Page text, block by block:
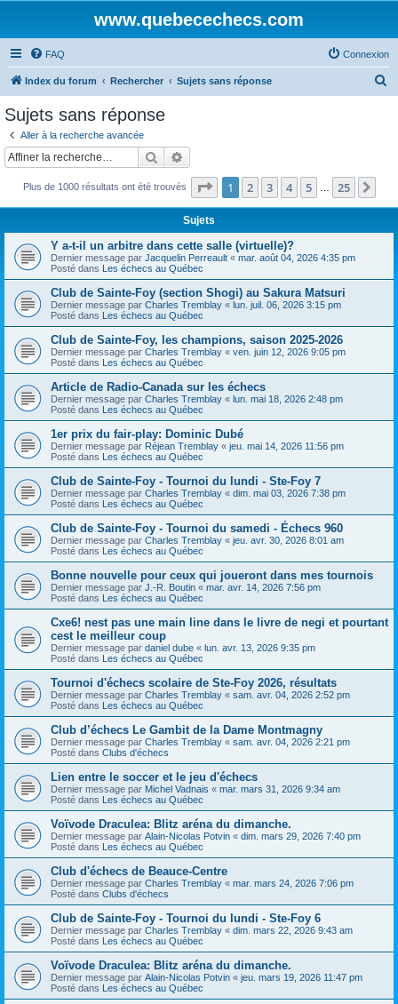
www.quebecechecs.com
FAQ Connexion
Index du forum Rechercher Sujets sans réponse
c
Sujets sans réponse
Aller à la recherche avancée
Rechercher
Plus de 1000 résultats ont été trouvés Page 1sur25
1 2 3 4 5 25
Sujets
Y a-t-il un arbitre dans cette salle (virtuelle)?
Dernier message par Jacquelin Perreault « mar. août 04, 2026 4:35 pm
Posté dans Les échecs au Québec
Club de Sainte-Foy (section Shogi) au Sakura Matsuri
Dernier message par Charles Tremblay « lun. juil. 06, 2026 3:15 pm
Posté dans Les échecs au Québec
Club de Sainte-Foy, les champions, saison 2025-2026
Dernier message par Charles Tremblay « ven. juin 12, 2026 9:05 pm
Posté dans Les échecs au Québec
Article de Radio-Canada sur les échecs
Dernier message par Charles Tremblay « lun. mai 18, 2026 2:48 pm
Posté dans Les échecs au Québec
1er prix du fair-play: Dominic Dubé
Dernier message par Réjean Tremblay « jeu. mai 14, 2026 11:56 pm
Posté dans Les échecs au Québec
Club de Sainte-Foy - Tournoi du lundi - Ste-Foy 7
Dernier message par Charles Tremblay « dim. mai 03, 2026 7:38 pm
Posté dans Les échecs au Québec
Club de Sainte-Foy - Tournoi du samedi - Échecs 960
Dernier message par Charles Tremblay « jeu. avr. 30, 2026 8:01 am
Posté dans Les échecs au Québec
Bonne nouvelle pour ceux qui joueront dans mes tournois
Dernier message par J.-R. Boutin « mar. avr. 14, 2026 7:56 pm
Posté dans Les échecs au Québec
Cxe6! nest pas une main line dans le livre de negi et pourtant
cest le meilleur coup
Dernier message par daniel dube « lun. avr. 13, 2026 9:35 pm
Posté dans Les échecs au Québec
Tournoi d'échecs scolaire de Ste-Foy 2026, résultats
Dernier message par Charles Tremblay « sam. avr. 04, 2026 2:52 pm
Posté dans Les échecs au Québec
Club d’échecs Le Gambit de la Dame Montmagny
Dernier message par Charles Tremblay « sam. avr. 04, 2026 2:21 pm
Posté dans Clubs d'échecs
Lien entre le soccer et le jeu d'échecs
Dernier message par Michel Vadnais « mar. mars 31, 2026 9:34 am
Posté dans Les échecs au Québec
Voïvode Draculea: Blitz aréna du dimanche.
Dernier message par Alain-Nicolas Potvin « dim. mars 29, 2026 7:40 pm
Posté dans Les échecs au Québec
Club d'échecs de Beauce-Centre
Dernier message par Charles Tremblay « mar. mars 24, 2026 7:06 pm
Posté dans Clubs d'échecs
Club de Sainte-Foy - Tournoi du lundi - Ste-Foy 6
Dernier message par Charles Tremblay « dim. mars 22, 2026 9:43 am
Posté dans Les échecs au Québec
Voïvode Draculea: Blitz aréna du dimanche.
Dernier message par Alain-Nicolas Potvin « jeu. mars 19, 2026 11:47 pm
Posté dans Les échecs au Québec